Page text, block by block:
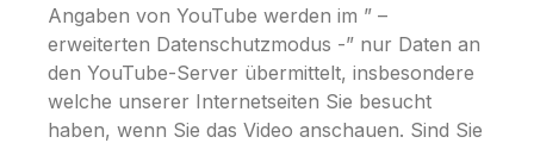
Angaben von YouTube werden im ” –
erweiterten Datenschutzmodus -” nur Daten an
den YouTube-Server übermittelt, insbesondere
welche unserer Internetseiten Sie besucht
haben, wenn Sie das Video anschauen. Sind Sie